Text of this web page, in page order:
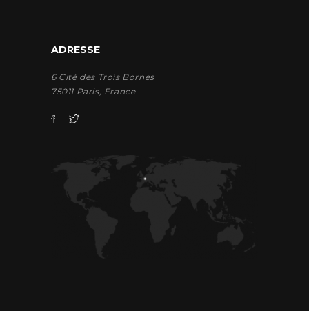
ADRESSE
6 Cité des Trois Bornes
75011 Paris, France